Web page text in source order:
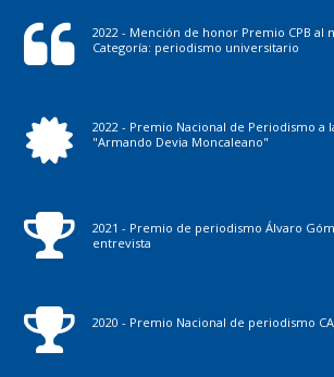
2022 - Mención de honor Premio CPB
Categoría: periodismo universitario
2022 - Premio Nacional de Periodismo a
"Armando Devia Moncaleano"
2021 - Premio de periodismo Álvaro
entrevista
2020 - Premio Nacional de periodismo